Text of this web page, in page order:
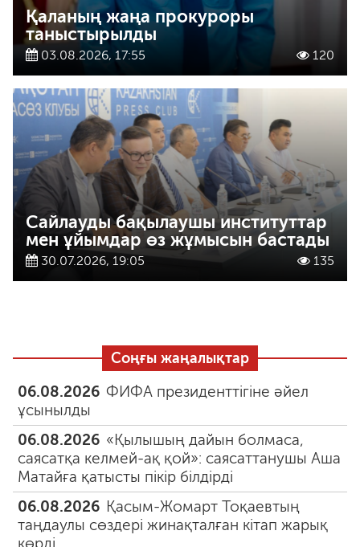
Қаланың жаңа прокуроры
таныстырылды
03.08.2026, 17:55 120
Сайлауды бақылаушы институттар
мен ұйымдар өз жұмысын бастады
30.07.2026, 19:05 135
Соңғы жаңалықтар
06.08.2026 ФИФА президенттігіне әйел
ұсынылды
06.08.2026 «Қылышың дайын болмаса,
саясатқа келмей-ақ қой»: саясаттанушы Аша
Матайға қатысты пікір білдірді
06.08.2026 Қасым-Жомарт Тоқаевтың
таңдаулы сөздері жинақталған кітап жарық